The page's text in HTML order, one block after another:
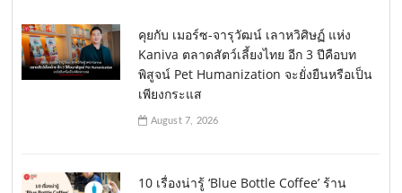
คุยกับ เมอร์ซ-จารุวัฒน์ เลาหวิศิษฏ์ แห่ง
Kaniva ตลาดสัตว์เลี้ยงไทย อีก 3 ปีคือบท
พิสูจน์ Pet Humanization จะยั่งยืนหรือเป็น
เพียงกระแส
August 7, 2026
10 เรื่องน่ารู้ ‘Blue Bottle Coffee’ ร้าน